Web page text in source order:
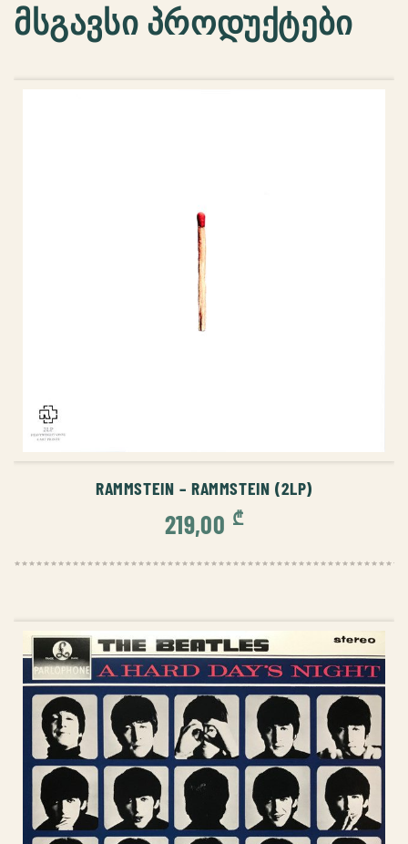
მსგავსი პროდუქტები
RAMMSTEIN – RAMMSTEIN (2LP)
219,00 ₾